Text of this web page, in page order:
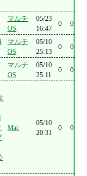
マルチ
OS
05/23
16:47
0 0
マルチ
OS
05/10
25:13
0 0
マルチ
OS
05/10
25:11
0 0
Mac
05/10
20:31
0 0